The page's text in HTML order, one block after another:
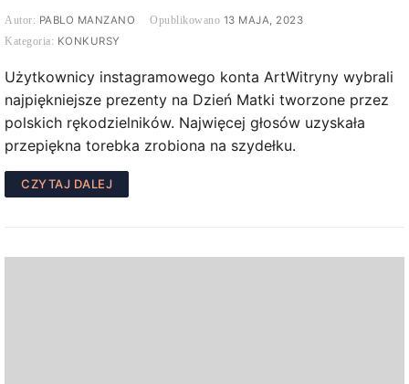
PABLO MANZANO
13 MAJA, 2023
KONKURSY
Użytkownicy instagramowego konta ArtWitryny wybrali
najpiękniejsze prezenty na Dzień Matki tworzone przez
polskich rękodzielników. Najwięcej głosów uzyskała
przepiękna torebka zrobiona na szydełku.
CZYTAJ DALEJ